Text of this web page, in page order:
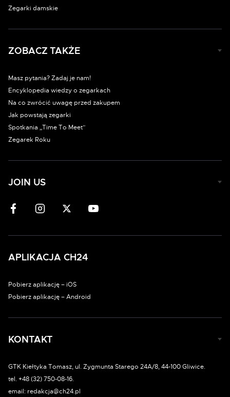
Zegarki damskie
ZOBACZ TAKŻE
Masz pytania? Zadaj je nam!
Encyklopedia wiedzy o zegarkach
Na co zwrócić uwagę przed zakupem
Jak powstają zegarki
Spotkania „Time To Meet”
Zegarek Roku
JOIN US
APLIKACJA CH24
Pobierz aplikację – iOS
Pobierz aplikację – Android
KONTAKT
GTK Kiełtyka Tomasz, ul. Zygmunta Starego 24A/8, 44-100 Gliwice.
tel. +48 (32) 750-08-16.
email: redakcja@ch24.pl